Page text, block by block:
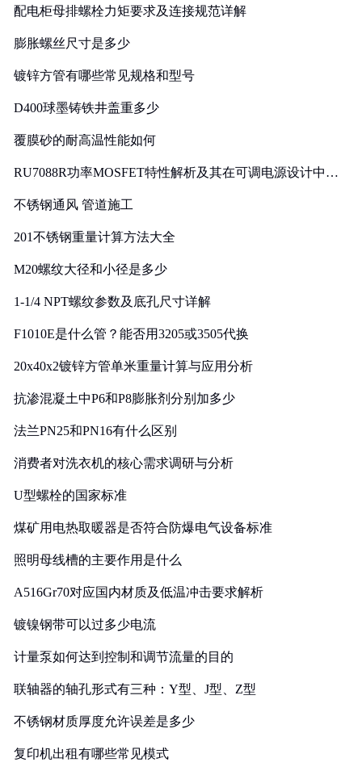
配电柜母排螺栓力矩要求及连接规范详解
膨胀螺丝尺寸是多少
镀锌方管有哪些常见规格和型号
D400球墨铸铁井盖重多少
覆膜砂的耐高温性能如何
RU7088R功率MOSFET特性解析及其在可调电源设计中的
不锈钢通风 管道施工
201不锈钢重量计算方法大全
M20螺纹大径和小径是多少
1-1/4 NPT螺纹参数及底孔尺寸详解
F1010E是什么管？能否用3205或3505代换
20x40x2镀锌方管单米重量计算与应用分析
抗渗混凝土中P6和P8膨胀剂分别加多少
法兰PN25和PN16有什么区别
消费者对洗衣机的核心需求调研与分析
U型螺栓的国家标准
煤矿用电热取暖器是否符合防爆电气设备标准
照明母线槽的主要作用是什么
A516Gr70对应国内材质及低温冲击要求解析
镀镍钢带可以过多少电流
计量泵如何达到控制和调节流量的目的
联轴器的轴孔形式有三种：Y型、J型、Z型
不锈钢材质厚度允许误差是多少
复印机出租有哪些常见模式